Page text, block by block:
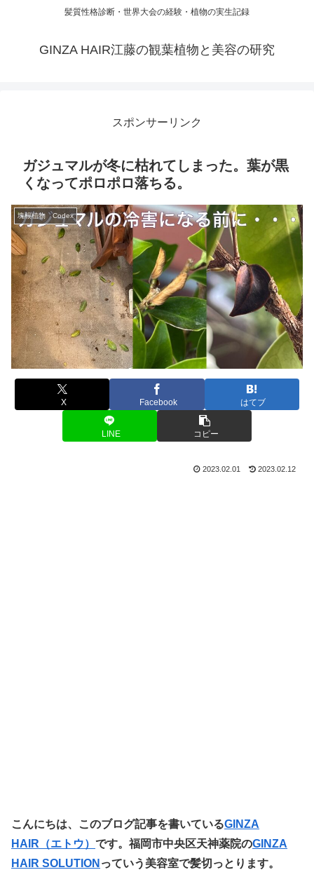
髪質性格診断・世界大会の経験・植物の実生記録
GINZA HAIR江藤の観葉植物と美容の研究
スポンサーリンク
ガジュマルが冬に枯れてしまった。葉が黒
くなってポロポロ落ちる。
塊根植物 Codex
X Facebook はてブ
LINE コピー
2023.02.01 2023.02.12
こ んにちは、このブログ記事を書いているGINZA
HAIR（エトウ） です。福岡市中央区天神薬院のGINZA
HAIR SOLUTION っていう美容室で髪切っとります。